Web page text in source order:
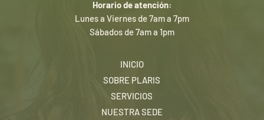
Horario de atención:
Lunes a Viernes de 7am a 7pm
Sábados de 7am a 1pm
INICIO
SOBRE PLARIS
SERVICIOS
NUESTRA SEDE